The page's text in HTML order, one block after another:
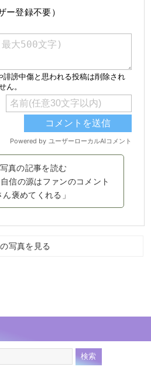
ー登録不要）
真の記事を読む
信の源はファンのコメント
ん褒めてくれる」
写真を見る